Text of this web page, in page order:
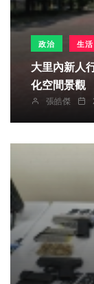
政治 生活
大里內新人行廣場
化空間景觀
張皓傑